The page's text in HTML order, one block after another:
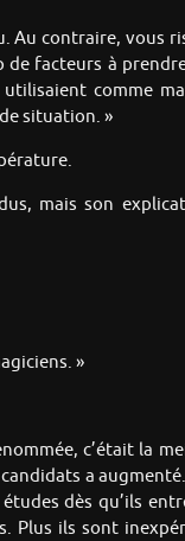
Au contraire, vous
de facteurs à
comme
situation. »
mais son
»
c’était la
a
dès qu’ils
Plus ils sont